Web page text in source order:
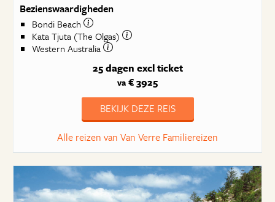
Bezienswaardigheden
Bondi Beach
Kata Tjuta (The Olgas)
Western Australia
25 dagen excl ticket
va € 3925
BEKIJK DEZE REIS
Alle reizen van Van Verre Familiereizen